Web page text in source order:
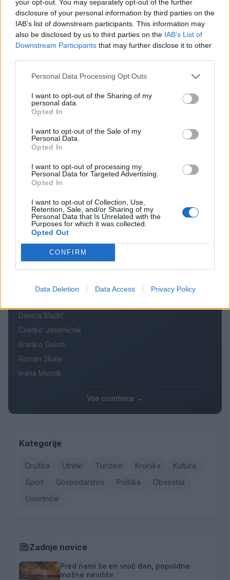
your opt-out. You may separately opt-out of the further
disclosure of your personal information by third parties on the
IAB’s list of downstream participants. This information may
also be disclosed by us to third parties on the IAB’s List of
Downstream Participants that may further disclose it to other
Personal Data Processing Opt Outs
I want to opt-out of the Sharing of my
personal data.
Opted In
I want to opt-out of the Sale of my
Personal Data.
Opted In
I want to opt-out of processing my
Personal Data for Targeted Advertising.
Opted In
I want to opt-out of Collection, Use,
Retention, Sale, and/or Sharing of my
Personal Data that Is Unrelated with the
Purposes for which it was collected.
Opted Out
CONFIRM
Data Deletion Data Access Privacy Policy
10
AVG
10
Bralni čajanki
AVG
10
ŠŠK RIBNO ‘26
Najbolj brano
Pretep v gostinskem lokalu v Velenju: 46-letnik
(VIDEO) "Mislil sem, da je konec": Lastnik
velenjske picerije o padcu s padalom na
Korošico po pristanku
Na Šaleški cesti v Velenju občanka poškodovala
tri vozila
5
Prijava pogrešanja razkrila tragedijo: V hiši našli
mrtvega 76-letnika
Danica Sladič
Cvetko Jeseničnik
Branko Golob
Roman Skale
Ivana Mernik
Vse osmrtnice →
Kategorije
Družba Utrinki Turizem Kronika
Kultura
Šport
Gospodarstvo Politika
Obvestila
Osmrtnice
Zadnje novice
Pred nami še en vroč dan, popoldne
možne nevihte